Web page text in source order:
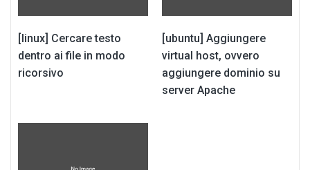
[linux] Cercare testo
dentro ai file in modo
ricorsivo
[ubuntu] Aggiungere
virtual host, ovvero
aggiungere dominio su
server Apache